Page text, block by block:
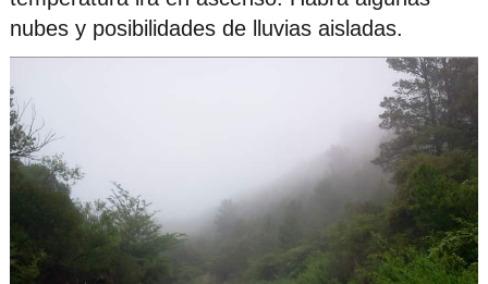
nubes y posibilidades de lluvias aisladas.